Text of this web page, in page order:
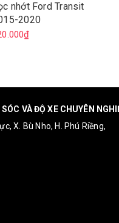
nhớt Ford Transit
2020
VÀ ĐỘ XE CHUYÊN
X. Bù Nho, H. Phú Riềng,